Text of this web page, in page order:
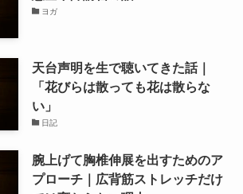
ヨガ
天台声明を生で聴いてきた話｜
「花びらは散っても花は散らな
い」
日記
腕上げて胸椎伸展を出すためのア
プローチ｜広背筋ストレッチだけ